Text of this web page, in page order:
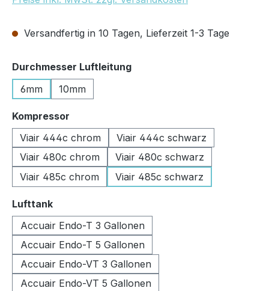
Versandfertig in 10 Tagen, Lieferzeit 1-3 Tage
Durchmesser Luftleitungauswählen
6mm
10mm
Kompressor
Viair 444c chrom
Viair 444c schwarz
Viair 480c chrom
Viair 480c schwarz
Viair 485c chrom
Viair 485c schwarz
Lufttankauswählen
Accuair Endo-T 3 Gallonen
Accuair Endo-T 5 Gallonen
Accuair Endo-VT 3 Gallonen
Accuair Endo-VT 5 Gallonen